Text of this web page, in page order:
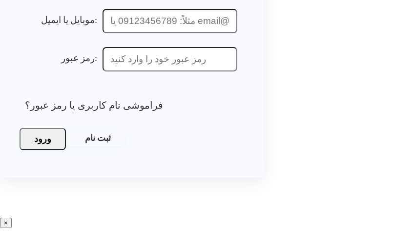
موبایل یا ایمیل:
رمز عبور:
فراموشی نام کاربری یا رمز عبور؟
ورود ثبت نام
×